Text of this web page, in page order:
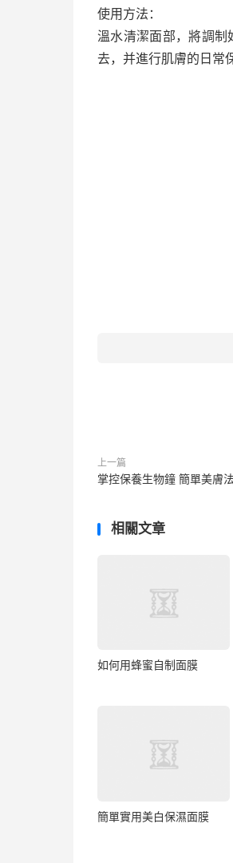
使用方法：
溫水清潔面部，將調
去，并進行肌膚的日常
上一篇
掌控保養生物鐘 簡單美膚
相關文章
如何用蜂蜜自制面膜
簡單實用美白保濕面膜